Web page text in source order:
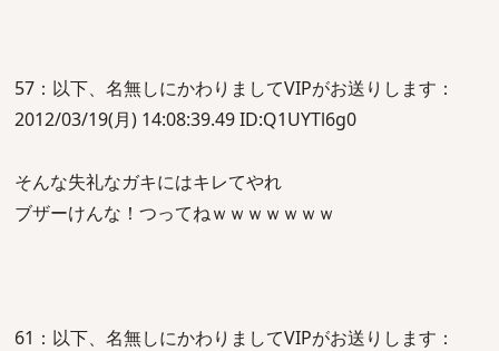
57：以下、名無しにかわりましてVIPがお送りします：
2012/03/19(月) 14:08:39.49 ID:Q1UYTl6g0
そんな失礼なガキにはキレてやれ
ブザーけんな！つってねｗｗｗｗｗｗｗ
61：以下、名無しにかわりましてVIPがお送りします：